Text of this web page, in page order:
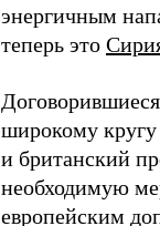
энергичным
теперь это
широкому
и британский
необходимую
европейским